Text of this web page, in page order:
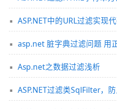
ASP.NET中的URL过滤实现
asp.net 脏字典过滤问题 用
Asp.net之数据过滤浅析
ASP.NET过滤类SqlFilter，